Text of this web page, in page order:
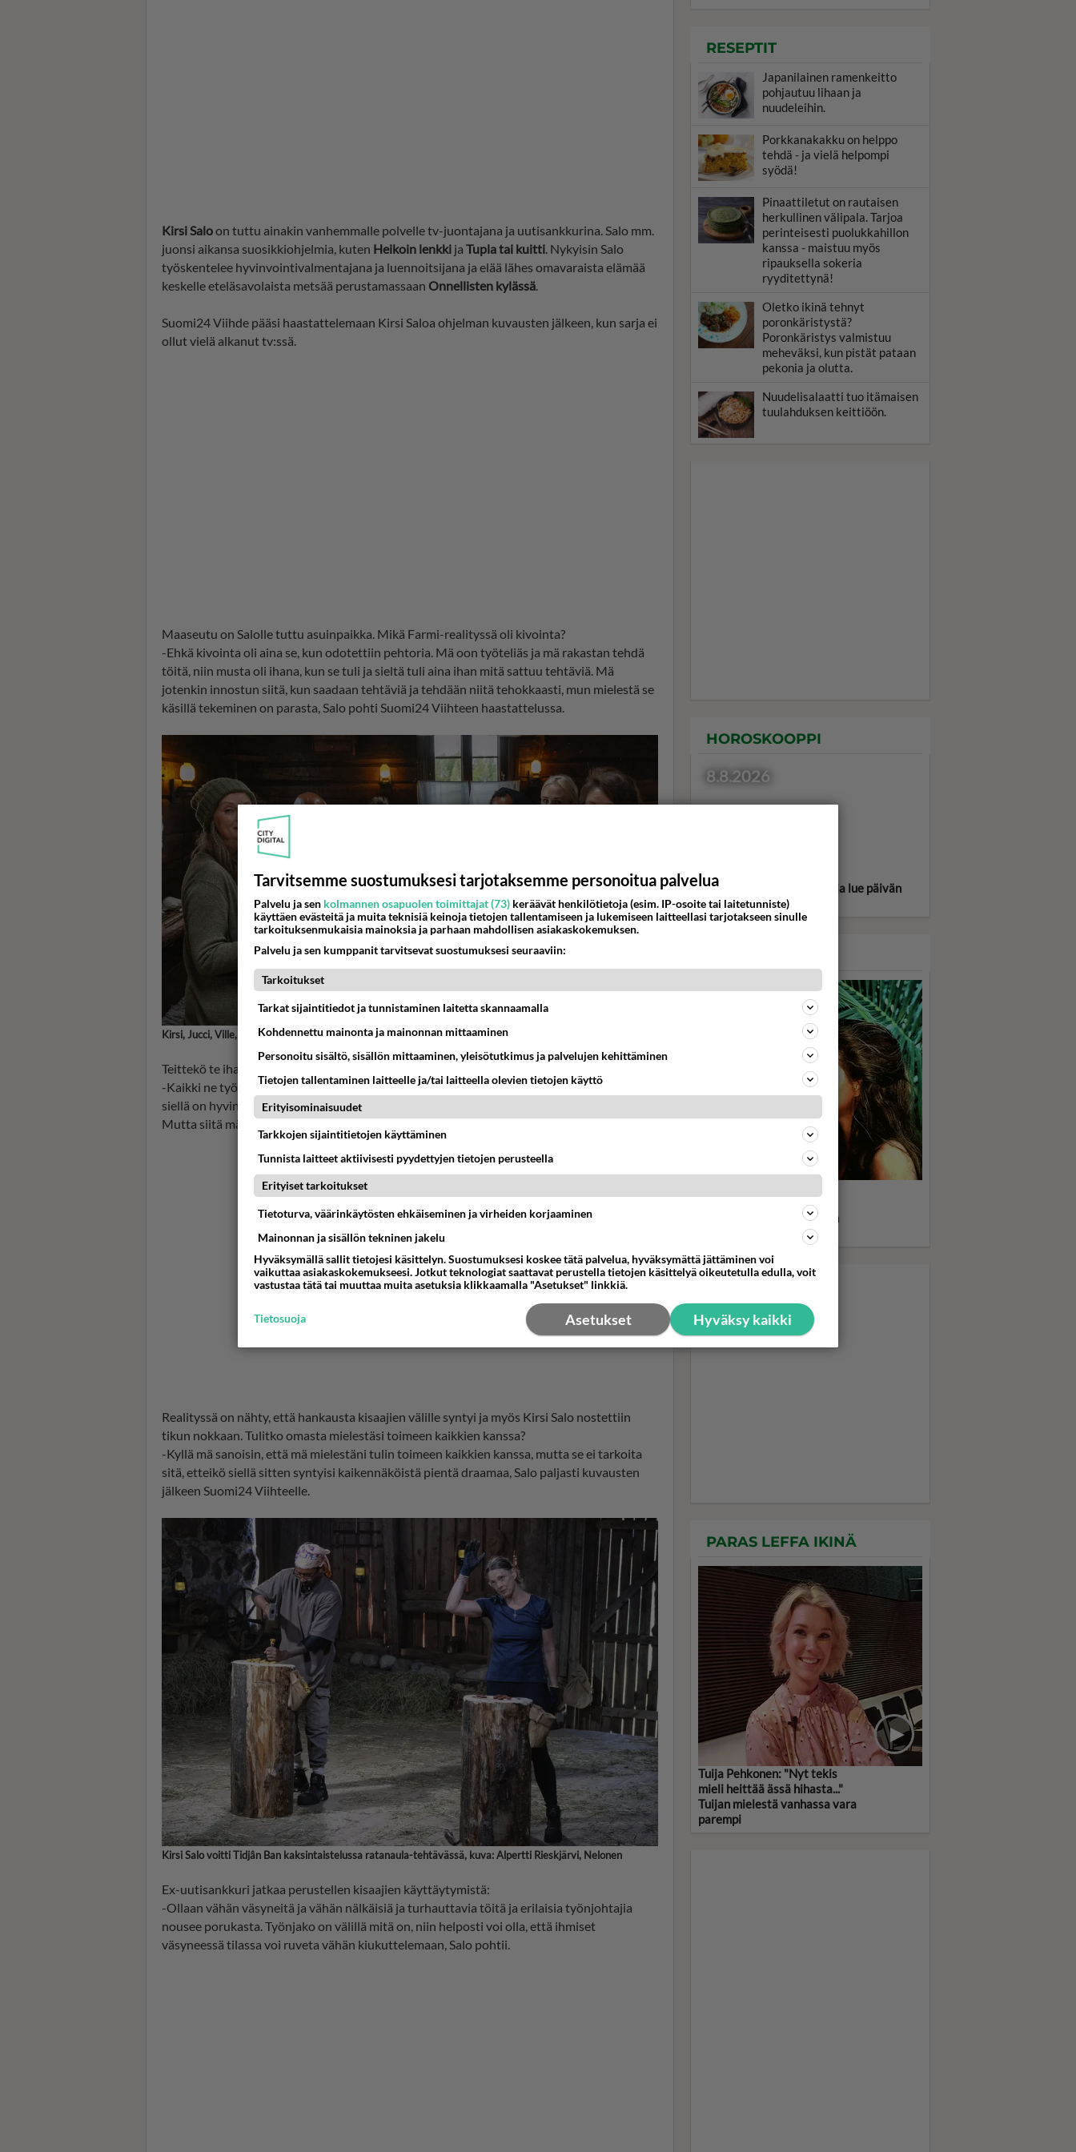
Kirsi Saloon tuttu ainakin vanhemmalle polvelle tv-juontajana ja uutisankkurina. Salo mm.
juonsi aikansa suosikkiohjelmia, kuten Heikoin lenkki ja Tupla tai kuitti. Nykyisin Salo
työskentelee hyvinvointivalmentajana ja luennoitsijana ja elää lähes omavaraista elämää
keskelle eteläsavolaista metsää perustamassaan Onnellisten kylässä.
Suomi24 Viihde pääsi haastattelemaan Kirsi Saloa ohjelman kuvausten jälkeen, kun sarja ei
ollut vielä alkanut tv:ssä.
Maaseutu on Salolle tuttu asuinpaikka. Mikä Farmi-realityssä oli kivointa?
-Ehkä kivointa oli aina se, kun odotettiin pehtoria. Mä oon työteliäs ja mä rakastan tehdä
töitä, niin musta oli ihana, kun se tuli ja sieltä tuli aina ihan mitä sattuu tehtäviä. Mä
jotenkin innostun siitä, kun saadaan tehtäviä ja tehdään niitä tehokkaasti, mun mielestä se
käsillä tekeminen on parasta, Salo pohti Suomi24 Viihteen haastattelussa.
Kirsi, Jucci, Ville, Tidjân, Janica ja Noriko Farmilla nukketeatterin teossa, kuva: Alpertti Rieskjärvi, Nelonen
Teittekö te ihan oikeasti ne työt, mitä pehtoori määräsi?
-Kaikki ne työt, mitä meille annetaan, niin ne on ihan aitoja ja ne pitää tehdä. Ja kyllä kaikki
siellä on hyvin vähällä ravinnolla ja tosi pitkillä työpäivillä tehdään vaikeitakin asioita.
Mutta siitä mä tykkään.
Realityssä on nähty, että hankausta kisaajien välille syntyi ja myös Kirsi Salo nostettiin
tikun nokkaan. Tulitko omasta mielestäsi toimeen kaikkien kanssa?
-Kyllä mä sanoisin, että mä mielestäni tulin toimeen kaikkien kanssa, mutta se ei tarkoita
sitä, etteikö siellä sitten syntyisi kaikennäköistä pientä draamaa, Salo paljasti kuvausten
jälkeen Suomi24 Viihteelle.
Kirsi Salo voitti Tidjân Ban kaksintaistelussa ratanaula-tehtävässä, kuva: Alpertti Rieskjärvi, Nelonen
Ex-uutisankkuri jatkaa perustellen kisaajien käyttäytymistä:
-Ollaan vähän väsyneitä ja vähän nälkäisiä ja turhauttavia töitä ja erilaisia työnjohtajia
nousee porukasta. Työnjako on välillä mitä on, niin helposti voi olla, että ihmiset
väsyneessä tilassa voi ruveta vähän kiukuttelemaan, Salo pohtii.
RESEPTIT
Japanilainen ramenkeitto
pohjautuu lihaan ja
nuudeleihin.
Porkkanakakku on helppo
tehdä - ja vielä helpompi
syödä!
Pinaattiletut on rautaisen
herkullinen välipala. Tarjoa
perinteisesti puolukkahillon
kanssa - maistuu myös
ripauksella sokeria
ryyditettynä!
Oletko ikinä tehnyt
poronkäristystä?
Poronkäristys valmistuu
meheväksi, kun pistät pataan
pekonia ja olutta.
Nuudelisalaatti tuo itämaisen
tuulahduksen keittiöön.
HOROSKOOPPI
8.8.2026
Valitse oma tähtimerkkisi ja lue päivän
horoskooppi!
tytöt punastelemaan:
Teinitähti Brooke Shieldsin
siveys erityissuojelussa
PARAS LEFFA IKINÄ
Tuija Pehkonen: "Nyt tekis
mieli heittää ässä hihasta..."
Tuijan mielestä vanhassa vara
parempi
Tarvitsemme suostumuksesi tarjotaksemme personoitua palvelua
Palvelu ja sen kolmannen osapuolen toimittajat (73) keräävät henkilötietoja (esim. IP-osoite tai laitetunniste)
käyttäen evästeitä ja muita teknisiä keinoja tietojen tallentamiseen ja lukemiseen laitteellasi tarjotakseen sinulle
tarkoituksenmukaisia mainoksia ja parhaan mahdollisen asiakaskokemuksen.
Palvelu ja sen kumppanit tarvitsevat suostumuksesi seuraaviin:
Tarkoitukset
Tarkat sijaintitiedot ja tunnistaminen laitetta skannaamalla
Kohdennettu mainonta ja mainonnan mittaaminen
Personoitu sisältö, sisällön mittaaminen, yleisötutkimus ja palvelujen kehittäminen
Tietojen tallentaminen laitteelle ja/tai laitteella olevien tietojen käyttö
Erityisominaisuudet
Tarkkojen sijaintitietojen käyttäminen
Tunnista laitteet aktiivisesti pyydettyjen tietojen perusteella
Erityiset tarkoitukset
Tietoturva, väärinkäytösten ehkäiseminen ja virheiden korjaaminen
Mainonnan ja sisällön tekninen jakelu
Hyväksymällä sallit tietojesi käsittelyn. Suostumuksesi koskee tätä palvelua, hyväksymättä jättäminen voi
vaikuttaa asiakaskokemukseesi. Jotkut teknologiat saattavat perustella tietojen käsittelyä oikeutetulla edulla, voit
vastustaa tätä tai muuttaa muita asetuksia klikkaamalla "Asetukset" linkkiä.
Hyväksy kaikki
Asetukset
Tietosuoja